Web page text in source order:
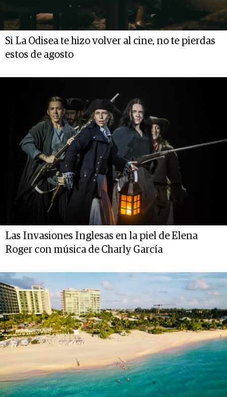
Si La Odisea te hizo volver al cine, no te pierdas
estos de agosto
Las Invasiones Inglesas en la piel de Elena
Roger con música de Charly García